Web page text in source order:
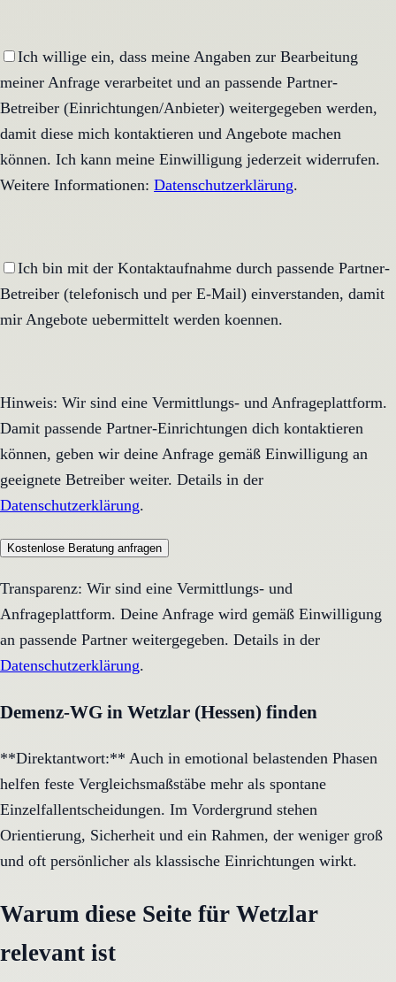
Ich willige ein, dass meine Angaben zur Bearbeitung
meiner Anfrage verarbeitet und an passende Partner-
Betreiber (Einrichtungen/Anbieter) weitergegeben werden,
damit diese mich kontaktieren und Angebote machen
können. Ich kann meine Einwilligung jederzeit widerrufen.
Weitere Informationen: Datenschutzerklärung.
Ich bin mit der Kontaktaufnahme durch passende Partner-
Betreiber (telefonisch und per E-Mail) einverstanden, damit
mir Angebote uebermittelt werden koennen.
Hinweis: Wir sind eine Vermittlungs- und Anfrageplattform.
Damit passende Partner-Einrichtungen dich kontaktieren
können, geben wir deine Anfrage gemäß Einwilligung an
geeignete Betreiber weiter. Details in der
Datenschutzerklärung.
Kostenlose Beratung anfragen
Transparenz: Wir sind eine Vermittlungs- und
Anfrageplattform. Deine Anfrage wird gemäß Einwilligung
an passende Partner weitergegeben. Details in der
Datenschutzerklärung.
Demenz-WG in Wetzlar (Hessen) finden
**Direktantwort:** Auch in emotional belastenden Phasen
helfen feste Vergleichsmaßstäbe mehr als spontane
Einzelfallentscheidungen. Im Vordergrund stehen
Orientierung, Sicherheit und ein Rahmen, der weniger groß
und oft persönlicher als klassische Einrichtungen wirkt.
Warum diese Seite für Wetzlar
relevant ist